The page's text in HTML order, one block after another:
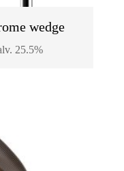
wedge
25.5%